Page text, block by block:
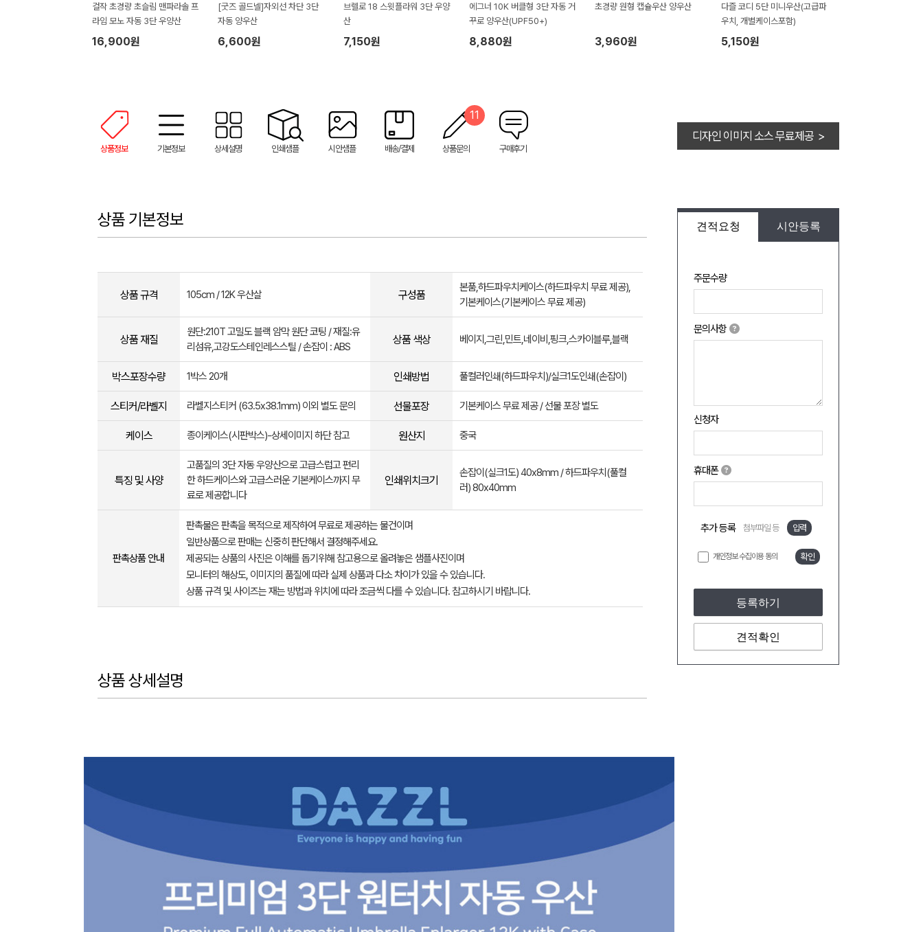
걸작 초경량 초슬림 맨파라솔 프
라임 모노 자동 3단 우양산
16,900원
[굿즈 골드넬]자외선 차단 3단
자동 양우산
6,600원
브렐로 18 스윗플라워 3단 우양
산
7,150원
에그너 10K 버클형 3단 자동 거
꾸로 양우산(UPF50+)
8,880원
초경량 원형 캡슐우산 양우산
3,960원
다즐 코디 5단 미니우산(고급파
우치, 개별케이스포함)
5,150원
상품정보 기본정보 상세설명 인쇄샘플 시안샘플 배송/결제 상품문의
11
구매후기
디자인 이미지 소스 무료제공 >
견적요청 시안등록
주문수량
문의사항
신청자
휴대폰
추가 등록 첨부파일 등 입력
개인정보 수집이용 동의 확인
등록하기
견적확인
상품 기본정보
상품 규격 105cm / 12K 우산살 구성품
본품,하드파우치케이스(하드파우치 무료 제공),
기본케이스(기본케이스 무료 제공)
상품 재질
원단:210T 고밀도 블랙 암막 원단 코팅 / 재질:유
리섬유,고강도스테인레스스틸 / 손잡이 : ABS
상품 색상 베이지,그린,민트,네이비,핑크,스카이블루,블랙
박스포장수량 1박스 20개 인쇄방법 풀컬러인쇄(하드파우치)/실크1도인쇄(손잡이)
스티커/라벨지 라벨지스티커 (63.5x38.1mm) 이외 별도 문의 선물포장 기본케이스 무료 제공 / 선물 포장 별도
케이스 종이케이스(시판박스)-상세이미지 하단 참고 원산지 중국
특징 및 사양
고품질의 3단 자동 우양산으로 고급스럽고 편리
한 하드케이스와 고급스러운 기본케이스까지 무
료로 제공합니다
인쇄위치크기
손잡이(실크1도) 40x8mm / 하드파우치(풀컬
러) 80x40mm
판촉상품 안내
판촉물은 판촉을 목적으로 제작하여 무료로 제공하는 물건이며
일반상품으로 판매는 신중히 판단해서 결정해주세요.
제공되는 상품의 사진은 이해를 돕기위해 참고용으로 올려놓은 샘플사진이며
모니터의 해상도, 이미지의 품질에 따라 실제 상품과 다소 차이가 있을 수 있습니다.
상품 규격 및 사이즈는 재는 방법과 위치에 따라 조금씩 다를 수 있습니다. 참고하시기 바랍니다.
상품 상세설명